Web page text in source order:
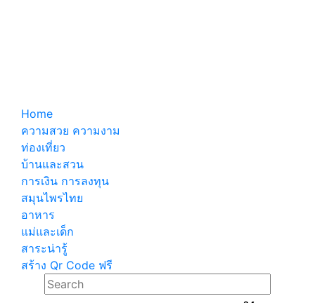
Home
ความสวย ความงาม
ท่องเที่ยว
บ้านและสวน
การเงิน การลงทุน
สมุนไพรไทย
อาหาร
แม่และเด็ก
สาระน่ารู้
สร้าง Qr Code ฟรี